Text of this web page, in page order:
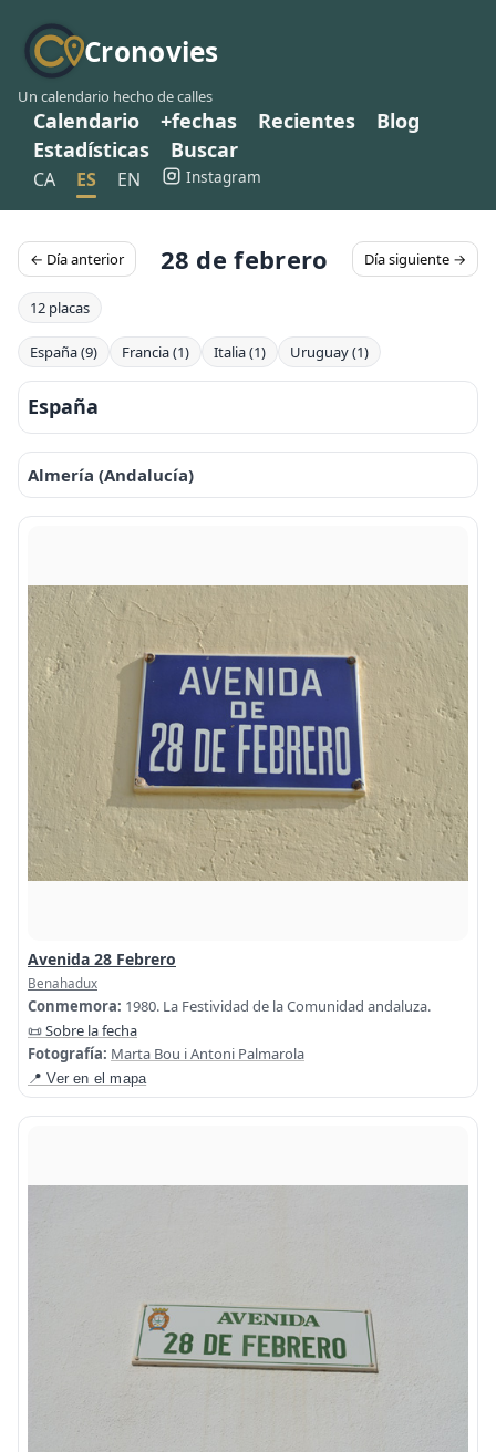
Cronovies
Un calendario hecho de calles
Calendario +fechas Recientes
Blog
Estadísticas
Buscar
CA ES EN Instagram
← Día anterior 28 de febrero Día siguiente →
12 placas
España (9) Francia (1) Italia (1) Uruguay (1)
España
Almería (Andalucía)
Avenida 28 Febrero
Benahadux
Conmemora: 1980. La Festividad de la Comunidad andaluza.
📜 Sobre la fecha
Fotografía: Marta Bou i Antoni Palmarola
📍 Ver en el mapa